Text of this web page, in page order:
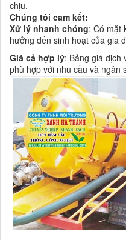
chịu.
Chúng tôi cam kết:
Xử lý nhanh chóng: Có mặt
hưởng đến sinh hoạt của gia
Giá cả hợp lý: Bảng giá dịch
phù hợp với nhu cầu và ngân